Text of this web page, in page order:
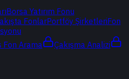
Borsa Yatırım Fonu
FonlarPortföy ŞirketleriFon
Fon Arama
Çakışma Analizi